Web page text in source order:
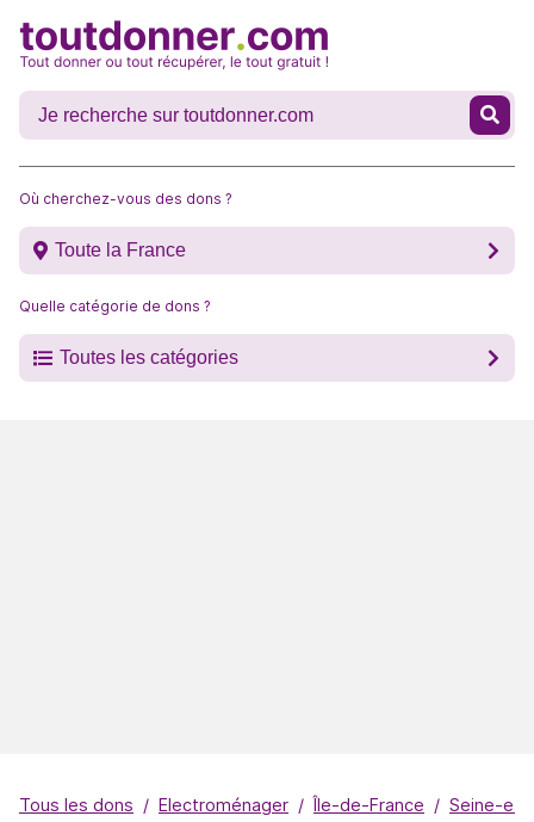
Où cherchez-vous des dons ?
Toute la France
Quelle catégorie de dons ?
Toutes les catégories
Tous les dons Electroménager Île-de-France Seine-et-